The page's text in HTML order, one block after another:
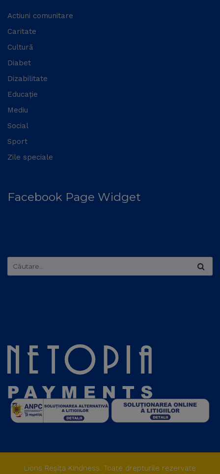
Actiuni comunitare
Caritate
Cultură
Diabet
Dizabilitate
Educație
Mediu
Social
Sport
Zile speciale
Facebook Page Widget
Lions Reșița Kindness. Toate drepturile rezervate